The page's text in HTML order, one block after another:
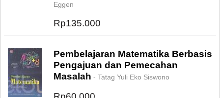
Eggen
Rp135.000
Pembelajaran Matematika Berbasis
Pengajuan dan Pemecahan
Masalah - Tatag Yuli Eko Siswono